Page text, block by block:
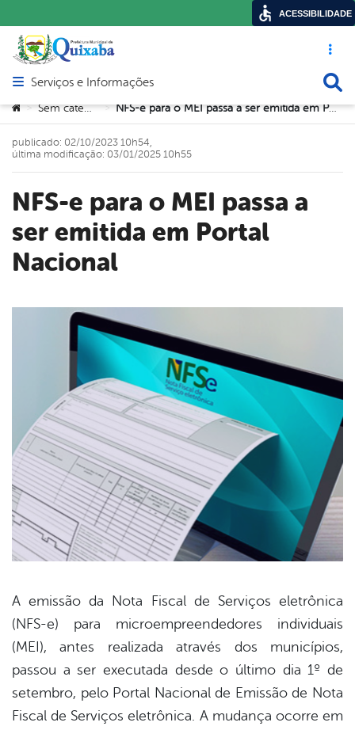
Acesso
Abrir menu principal de navegação
Serviços e Informações
Você está aqui:
> Sem categoria > NFS-e para o MEI passa a ser emitida em Portal Nacional
NFS-e para o MEI passa a
ser emitida em Portal
Nacional
publicado: 02/10/2023 10h54,
última modificação: 03/01/2025 10h55
A emissão da Nota Fiscal de Serviços eletrônica
(NFS-e) para microempreendedores individuais
(MEI), antes realizada através dos municípios,
passou a ser executada desde o último dia 1º de
setembro, pelo Portal Nacional de Emissão de Nota
Fiscal de Serviços eletrônica. A mudança ocorre em
ACESSIBILIDADE